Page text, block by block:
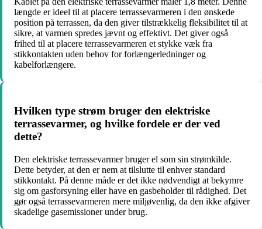
længde er ideel til at placere terrassevarmeren i den ønskede
position på terrassen, da den giver tilstrækkelig fleksibilitet til at
sikre, at varmen spredes jævnt og effektivt. Det giver også
frihed til at placere terrassevarmeren et stykke væk fra
stikkontakten uden behov for forlængerledninger og
kabelforlængere.
Hvilken type strøm bruger den elektriske
terrassevarmer, og hvilke fordele er der ved
dette?
Den elektriske terrassevarmer bruger el som sin strømkilde.
Dette betyder, at den er nem at tilslutte til enhver standard
stikkontakt. På denne måde er det ikke nødvendigt at bekymre
sig om gasforsyning eller have en gasbeholder til rådighed. Det
gør også terrassevarmeren mere miljøvenlig, da den ikke afgiver
skadelige gasemissioner under brug.